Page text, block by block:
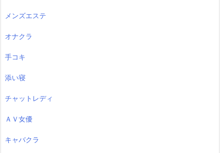
メンズエステ
オナクラ
手コキ
添い寝
チャットレディ
ＡＶ女優
キャバクラ